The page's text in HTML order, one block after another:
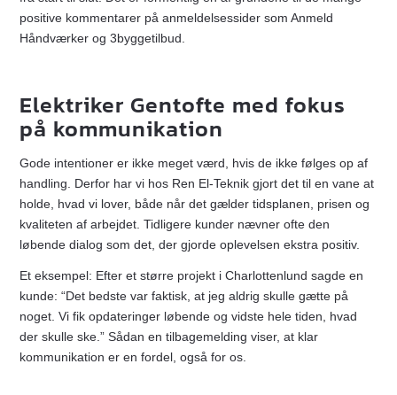
positive kommentarer på anmeldelsessider som Anmeld
Håndværker og 3byggetilbud.
Elektriker Gentofte med fokus
på kommunikation
Gode intentioner er ikke meget værd, hvis de ikke følges op af
handling. Derfor har vi hos Ren El-Teknik gjort det til en vane at
holde, hvad vi lover, både når det gælder tidsplanen, prisen og
kvaliteten af arbejdet. Tidligere kunder nævner ofte den
løbende dialog som det, der gjorde oplevelsen ekstra positiv.
Et eksempel: Efter et større projekt i Charlottenlund sagde en
kunde: “Det bedste var faktisk, at jeg aldrig skulle gætte på
noget. Vi fik opdateringer løbende og vidste hele tiden, hvad
der skulle ske.” Sådan en tilbagemelding viser, at klar
kommunikation er en fordel, også for os.